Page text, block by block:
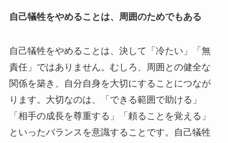
自己犠牲をやめることは、周囲のためでもある
自己犠牲をやめることは、決して「冷たい」「無
責任」ではありません。むしろ、周囲との健全な
関係を築き、自分自身を大切にすることにつなが
ります。大切なのは、「できる範囲で助ける」
「相手の成長を尊重する」「頼ることを覚える」
といったバランスを意識することです。自己犠牲